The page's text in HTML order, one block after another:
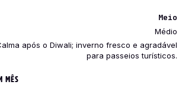
Meio
Médio
após o Diwali; inverno fresco e agradável
para passeios turísticos.
MÊS